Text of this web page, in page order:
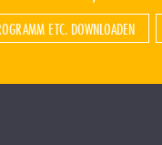
ETC. DOWNLOADEN